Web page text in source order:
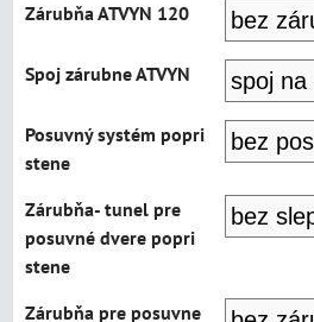
Zárubňa ATVYN 120
Spoj zárubne ATVYN
Posuvný systém popri
stene
Zárubňa- tunel pre
posuvné dvere popri
stene
Zárubňa pre posuvne